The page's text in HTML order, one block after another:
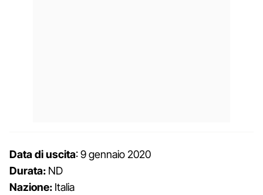
Data di uscita: 9 gennaio 2020
Durata: ND
Nazione: Italia